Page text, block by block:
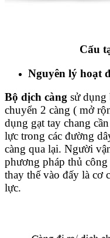
Cấu
Nguyên lý hoạt
Bộ dịch càng sử dụng
chuyển 2 càng ( mở
dụng gạt tay chang
lực trong các đường
càng qua lại. Người
phương pháp thủ
thay thế vào đấy là cơ
lực.